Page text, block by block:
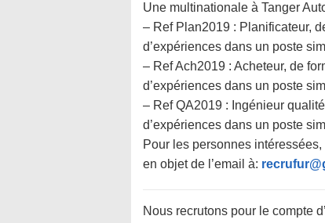
Une multinationale à Tanger
– Ref Plan2019 : Planificateur,
d’expériences dans un poste
– Ref Ach2019 : Acheteur, de
d’expériences dans un poste
– Ref QA2019 : Ingénieur
d’expériences dans un poste
Pour les personnes
en objet de l’email à:
Nous recrutons pour le compte